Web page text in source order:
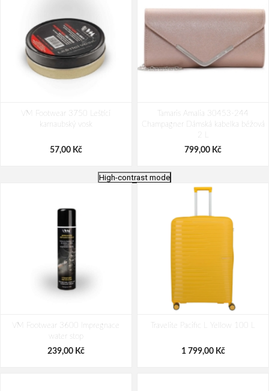
VM Footwear 3750 Leštící
karnaubský vosk
57,00 Kč
Tamaris Amalia 30453-244
Champagner Dámská kabelka béžová
2 L
799,00 Kč
modrá Modrá 1 l
69,00 Kč
05 modrá 30 L
High-contrast mode
VM Footwear 3600 Impregnace
water stop
239,00 Kč
Travelite Pacific L Yellow 100 L
1 799,00 Kč